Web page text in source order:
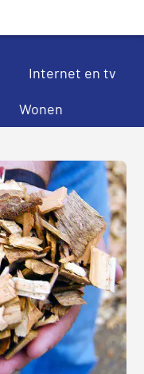
Internet en tv
Wonen